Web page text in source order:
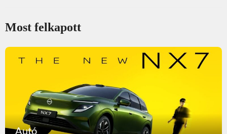
Most felkapott
Autó